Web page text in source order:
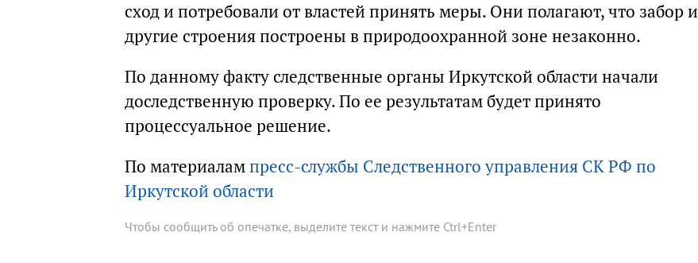
сход и потребовали от властей принять меры. Они полагают, что забор и
другие строения построены в природоохранной зоне незаконно.
По данному факту следственные органы Иркутской области начали
доследственную проверку. По ее результатам будет принято
процессуальное решение.
По материалампресс-службы Следственного управления СК РФ по
Иркутской области
Чтобы сообщить об опечатке, выделите текст и нажмите Ctrl+Enter